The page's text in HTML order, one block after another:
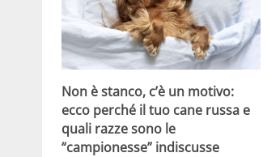
Non è stanco, c’è un motivo:
ecco perché il tuo cane russa e
quali razze sono le
“campionesse” indiscusse